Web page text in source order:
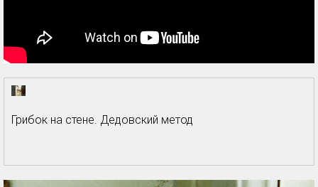
Грибок на стене. Дедовский метод